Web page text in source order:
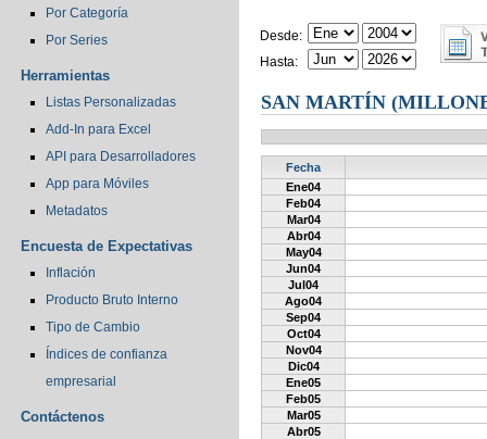
Por Categoría
Por Series
Herramientas
Listas Personalizadas
Add-In para Excel
API para Desarrolladores
App para Móviles
Metadatos
Encuesta de Expectativas
Inflación
Producto Bruto Interno
Tipo de Cambio
Índices de confianza
empresarial
Contáctenos
Desde:
Hasta:
SAN MARTÍN
Fecha
Ene04
Feb04
Mar04
Abr04
May04
Jun04
Jul04
Ago04
Sep04
Oct04
Nov04
Dic04
Ene05
Feb05
Mar05
Abr05